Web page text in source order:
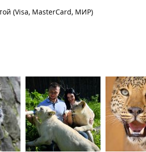
(Visa, MasterCard, МИР)